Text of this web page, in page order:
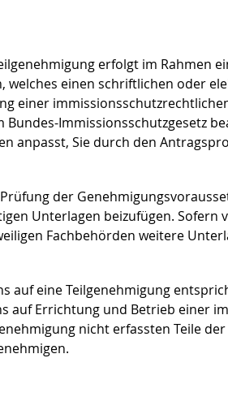
erfolgt im Rahmen
welches einen schriftlichen oder
einer
Bundes-Immissionsschutzgesetz
anpasst, Sie durch den
der
Unterlagen beizufügen. Sofern
Fachbehörden weitere
auf eine Teilgenehmigung
auf Errichtung und Betrieb einer
nicht erfassten Teile